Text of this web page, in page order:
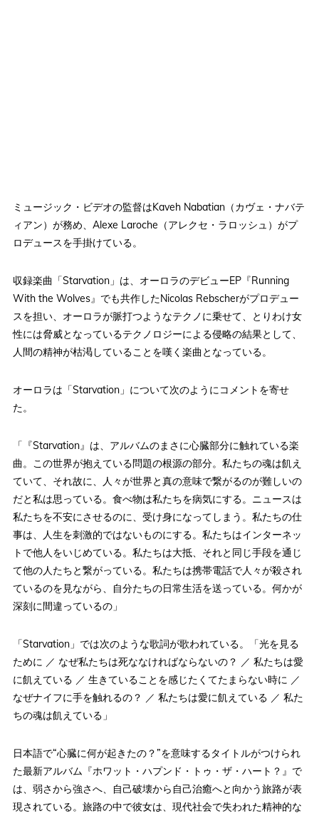
ミュージック・ビデオの監督はKaveh Nabatian（カヴェ・ナバテ
ィアン）が務め、Alexe Laroche（アレクセ・ラロッシュ）がプ
ロデュースを手掛けている。
収録楽曲「Starvation」は、オーロラのデビューEP『Running
With the Wolves』でも共作したNicolas Rebscherがプロデュー
スを担い、オーロラが脈打つようなテクノに乗せて、とりわけ女
性には脅威となっているテクノロジーによる侵略の結果として、
人間の精神が枯渇していることを嘆く楽曲となっている。
オーロラは「Starvation」について次のようにコメントを寄せ
た。
「『Starvation』は、アルバムのまさに心臓部分に触れている楽
曲。この世界が抱えている問題の根源の部分。私たちの魂は飢え
ていて、それ故に、人々が世界と真の意味で繋がるのが難しいの
だと私は思っている。食べ物は私たちを病気にする。ニュースは
私たちを不安にさせるのに、受け身になってしまう。私たちの仕
事は、人生を刺激的ではないものにする。私たちはインターネッ
トで他人をいじめている。私たちは大抵、それと同じ手段を通じ
て他の人たちと繋がっている。私たちは携帯電話で人々が殺され
ているのを見ながら、自分たちの日常生活を送っている。何かが
深刻に間違っているの」
「Starvation」では次のような歌詞が歌われている。「光を見る
ために ／ なぜ私たちは死ななければならないの？ ／ 私たちは愛
に飢えている ／ 生きていることを感じたくてたまらない時に ／
なぜナイフに手を触れるの？ ／ 私たちは愛に飢えている ／ 私た
ちの魂は飢えている」
日本語で“心臓に何が起きたの？”を意味するタイトルがつけられ
た最新アルバム『ホワット・ハプンド・トゥ・ザ・ハート？』で
は、弱さから強さへ、自己破壊から自己治癒へと向かう旅路が表
現されている。旅路の中で彼女は、現代社会で失われた精神的な